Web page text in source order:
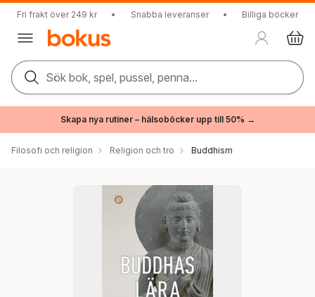
Fri frakt över 249 kr • Snabba leveranser • Billiga böcker
Sök bok, spel, pussel, penna...
Skapa nya rutiner – hälsoböcker upp till 50% →
Filosofi och religion Religion och tro Buddhism